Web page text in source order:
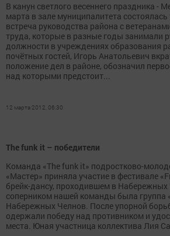
В канун светлого весеннего праздника -
марта в зале муниципалитета
встреча руководства района с
труда, которые в разные годы занимали
должности в учреждениях образования
почётных гостей, Игорь Анатольевич
положение дел в районе, обозначил
над которыми предстоит...
12 марта 2012, 06:30
The funk it – победители
Команда «The funk it» подростково-
«Мастер» приняла участие в фестивале
брейк-дансу, проходившем в
соперником нашей команды была группа
Набережных Челнов. После упорной
одержали победу над противником и
места. Юная участница коллектива Лия